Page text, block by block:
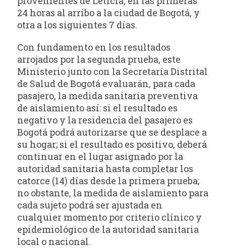
24 horas al arribo a la ciudad de Bogotá, y
otra a los siguientes 7 días.
Con fundamento en los resultados
arrojados por la segunda prueba, este
Ministerio junto con la Secretaría Distrital
de Salud de Bogotá evaluarán, para cada
pasajero, la medida sanitaria preventiva
de aislamiento así: si el resultado es
negativo y la residencia del pasajero es
Bogotá podrá autorizarse que se desplace a
su hogar; si el resultado es positivo, deberá
continuar en el lugar asignado por la
autoridad sanitaria hasta completar los
catorce (14) días desde la primera prueba;
no obstante, la medida de aislamiento para
cada sujeto podrá ser ajustada en
cualquier momento por criterio clínico y
epidemiológico de la autoridad sanitaria
local o nacional.